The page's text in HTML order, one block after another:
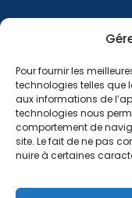
Pour fournir les
technologies telles que
aux informations de
technologies nous
comportement de
site. Le fait de ne pas
nuire à certaines